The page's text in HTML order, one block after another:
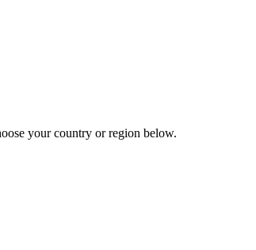
your country or region below.